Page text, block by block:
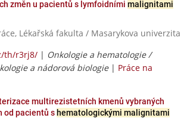
změn u pacientů s lymfoidními malignitami
Lékařská fakulta / Masarykova univerzita
th/r3rj8/ | Onkologie a hematologie /
a nádorová biologie| Práce na
multirezistetních kmenů vybraných
od pacientů s hematologickými malignitami